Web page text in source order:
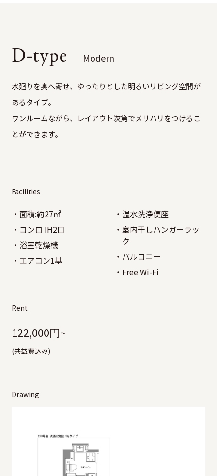
D-type Modern
水廻りを奥へ寄せ、ゆったりとした明るいリビング空間が
あるタイプ。
ワンルームながら、レイアウト次第でメリハリをつけるこ
とができます。
Facilities
面積:約27㎡
コンロ IH2口
浴室乾燥機
エアコン1基
温水洗浄便座
室内干しハンガーラッ
ク
バルコニー
Free Wi-Fi
Rent
122,000円~
(共益費込み)
Drawing